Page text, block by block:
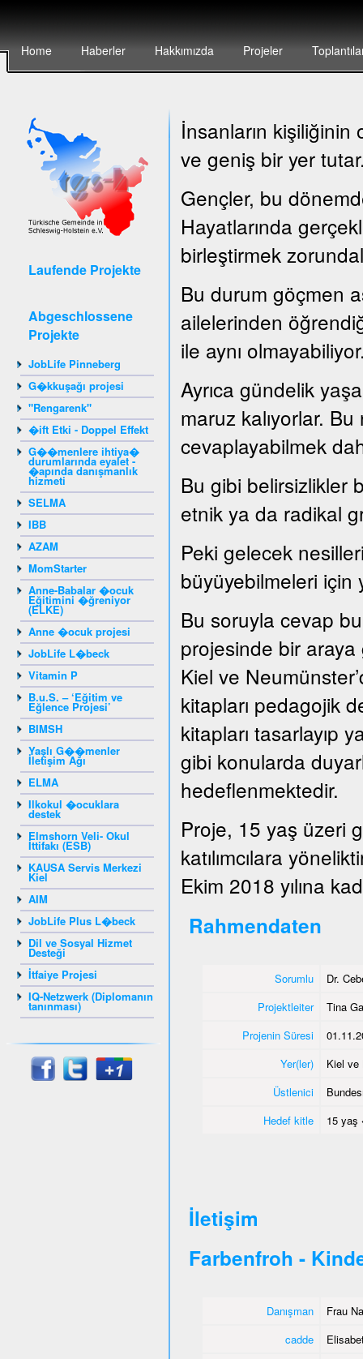
Home Haberler Hakkımızda Projeler
Laufende Projekte
Abgeschlossene
Projekte
JobLife Pinneberg
G�kkuşağı projesi
"Rengarenk"
�ift Etki - Doppel Effekt
G��menlere ihtiya�
durumlarında eyalet -
�apında danışmanlık
hizmeti
SELMA
IBB
AZAM
MomStarter
Anne-Babalar �ocuk
Eğitimini �ğreniyor
(ELKE)
Anne �ocuk projesi
JobLife L�beck
Vitamin P
B.u.S. – ‘Eğitim ve
Eğlence Projesi’
BIMSH
Yaşlı G��menler
İletişim Ağı
ELMA
Ilkokul �ocuklara
destek
Elmshorn Veli- Okul
İttifakı (ESB)
KAUSA Servis Merkezi
Kiel
AIM
JobLife Plus L�beck
Dil ve Sosyal Hizmet
Desteği
İtfaiye Projesi
IQ-Netzwerk (Diplomanın
tanınması)
İnsanların
ve geniş bir yer
Gençler, bu
Hayatlarında
birleştirmek
Bu durum göçmen
ailelerinden
ile aynı
Ayrıca gündelik
maruz kalıyorlar.
cevaplayabilmek
Bu gibi belirsizlikler
etnik ya da radikal
Peki gelecek
büyüyebilmeleri için
Bu soruyla cevap
projesinde bir araya
Kiel ve
kitapları pedagojik
kitapları tasarlayıp
gibi konularda
hedeflenmektedir.
Proje, 15 yaş üzeri
katılımcılara
Ekim 2018 yılına
Rahmendaten
Sorumlu
Dr.
Projektleiter
Tina
Projenin Süresi
Yer(ler)
Kiel
Üstlenici
Hedef kitle
15 yaş
İletişim
Farbenfroh -
Danışman
Frau
cadde